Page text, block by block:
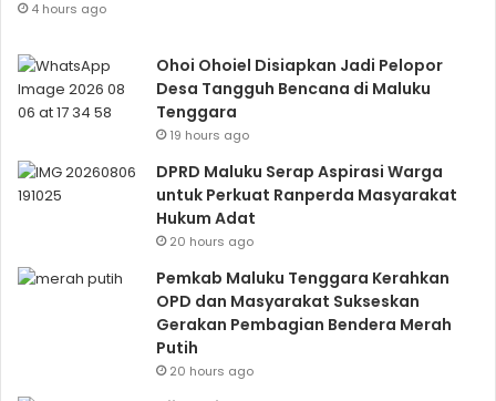
4 hours ago
Ohoi Ohoiel Disiapkan Jadi Pelopor
Desa Tangguh Bencana di Maluku
Tenggara
19 hours ago
DPRD Maluku Serap Aspirasi Warga
untuk Perkuat Ranperda Masyarakat
Hukum Adat
20 hours ago
Pemkab Maluku Tenggara Kerahkan
OPD dan Masyarakat Sukseskan
Gerakan Pembagian Bendera Merah
Putih
20 hours ago